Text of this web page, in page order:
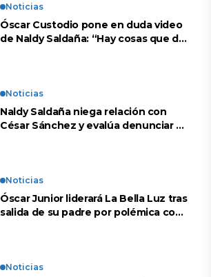
Noticias
Óscar Custodio pone en duda video
de Naldy Saldaña: “Hay cosas que de
Noticias
Naldy Saldaña niega relación con
César Sánchez y evalúa denunciar a
Noticias
Óscar Junior liderará La Bella Luz tras
salida de su padre por polémica con
Noticias